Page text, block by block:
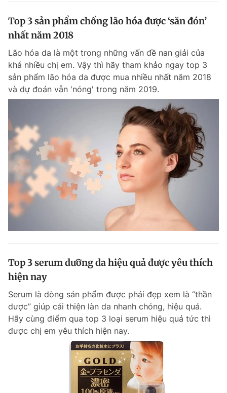
Top 3 sản phẩm chống lão hóa được ‘săn đón’
nhất năm 2018
Lão hóa da là một trong những vấn đề nan giải của
khá nhiều chị em. Vậy thì hãy tham khảo ngay top 3
sản phẩm lão hóa da được mua nhiều nhất năm 2018
và dự đoán vẫn 'nóng' trong năm 2019.
Top 3 serum dưỡng da hiệu quả được yêu thích
hiện nay
Serum là dòng sản phẩm được phái đẹp xem là “thần
dược” giúp cải thiện làn da nhanh chóng, hiệu quả.
Hãy cùng điểm qua top 3 loại serum hiệu quả tức thì
được chị em yêu thích hiện nay.